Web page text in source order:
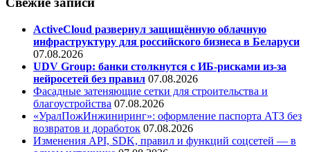
ActiveCloud развернул защищённую облачную
инфраструктуру для российского бизнеса в Беларуси
07.08.2026
UDV Group: банки столкнутся с ИБ-рисками из-за
нейросетей без правил 07.08.2026
Фасадные затеняющие сетки для строительства и
благоустройства 07.08.2026
«УралПожИнжиниринг»: оформление паспорта АТЗ без
возвратов и доработок 07.08.2026
Изменения API, SDK, правил и функций соцсетей — в